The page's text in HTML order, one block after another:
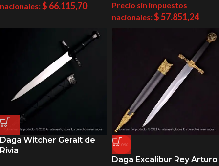
nacionales:$ 66.115,70
Precio sin impuestos
nacionales:$57.851,24
Daga Witcher Geralt de
Rivia
-20%
Daga Excalibur Rey Arturo